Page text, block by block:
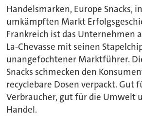
Handelsmarken, Europe Snacks,
umkämpften Markt
Frankreich ist das Unternehmen
La-Chevasse mit seinen
unangefochtener Marktführer.
Snacks schmecken den
recyclebare Dosen verpackt. Gut
Verbraucher, gut für die Umwelt
Handel.